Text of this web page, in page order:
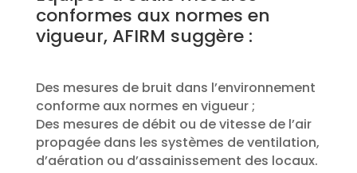
conformes aux normes en
vigueur, AFIRM suggère :
Des mesures de bruit dans l’environnement
conforme aux normes en vigueur ;
Des mesures de débit ou de vitesse de l’air
propagée dans les systèmes de ventilation,
d’aération ou d’assainissement des locaux.